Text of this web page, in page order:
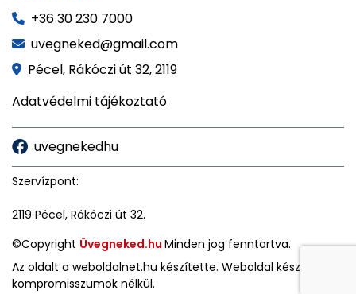
+36 30 230 7000
uvegneked@gmail.com
Pécel, Rákóczi út 32, 2119
Adatvédelmi tájékoztató
uvegnekedhu
Szervízpont:
2119 Pécel, Rákóczi út 32.
©Copyright Üvegneked.hu Minden jog fenntartva.
Az oldalt a weboldalnet.hu készítette. Weboldal készítés
kompromisszumok nélkül.